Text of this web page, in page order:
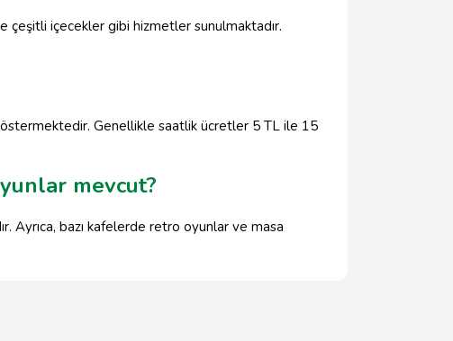
çeşitli içecekler gibi hizmetler sunulmaktadır.
Genellikle saatlik ücretler 5 TL ile 15
mevcut?
Ayrıca, bazı kafelerde retro oyunlar ve masa